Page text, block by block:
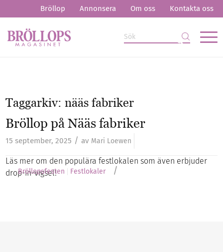
Bröllop Annonsera Om oss Kontakta oss
Taggarkiv:nääs fabriker
Bröllop på Nääs fabriker
15 september, 2025 / av Mari Loewen
Läs mer om den populära festlokalen som även erbjuder
drop-in-vigsel!
Bröllopsfesten Festlokaler /